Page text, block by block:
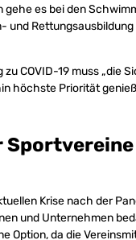
es bei den
Rettungsausbildung
COVID-19 muss „die
höchste Priorität
Krise nach der
und Unternehmen
Option, da die